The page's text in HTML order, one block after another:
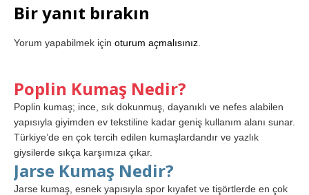
Bir yanıt bırakın
Yorum yapabilmek için oturum açmalısınız
Poplin Kumaş Nedir?
Poplin kumaş; ince, sık dokunmuş, dayanıklı ve nefes alabilen
yapısıyla giyimden ev tekstiline kadar geniş kullanım alanı sunar.
Türkiye’de en çok tercih edilen kumaşlardandır ve yazlık
giysilerde sıkça karşımıza çıkar.
Jarse Kumaş Nedir?
Jarse kumaş, esnek yapısıyla spor kıyafet ve tişörtlerde en çok